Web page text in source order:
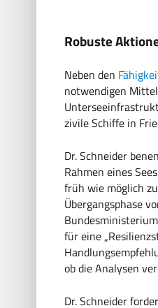
Robuste
Neben den
notwendigen
zivile Schiffe in
Dr. Schneider
Rahmen eines
früh wie möglich
Übergangsphase
für eine
ob die Analysen
Dr. Schneider